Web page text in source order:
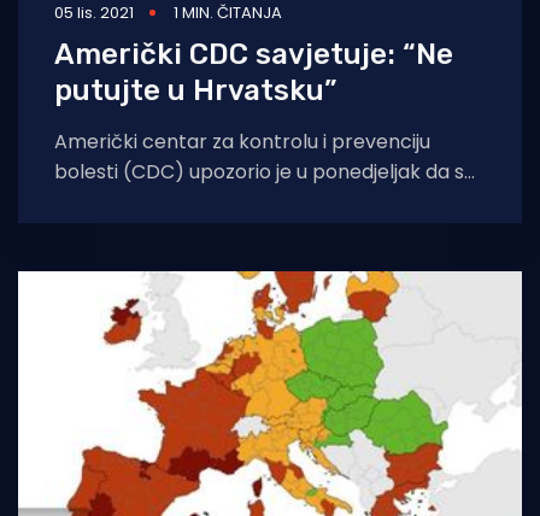
05 lis. 2021 1 MIN. ČITANJA
Američki CDC savjetuje: “Ne
putujte u Hrvatsku”
Američki centar za kontrolu i prevenciju
bolesti (CDC) upozorio je u ponedjeljak da se